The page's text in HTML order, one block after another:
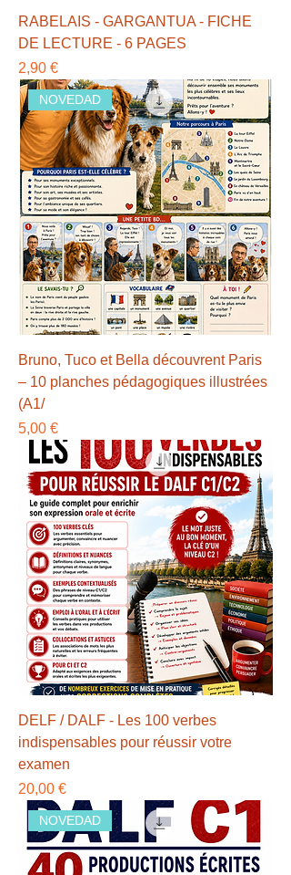
RABELAIS - GARGANTUA - FICHE
DE LECTURE - 6 PAGES
Precio
2,90 €
NOVEDAD
Bruno, Tuco et Bella découvrent Paris
– 10 planches pédagogiques illustrées
(A1/
Precio
5,00 €
DELF / DALF - Les 100 verbes
indispensables pour réussir votre
examen
Precio
20,00 €
NOVEDAD